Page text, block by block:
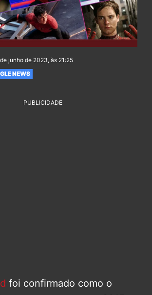
junho de 2023, às 21:25
NEWS
PUBLICIDADE
foi confirmado como o